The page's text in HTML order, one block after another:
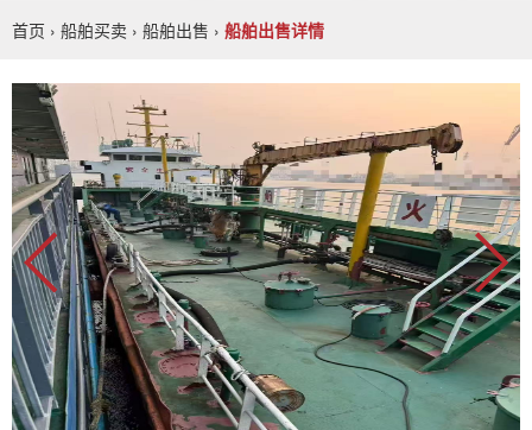
首页 › 船舶买卖 › 船舶出售 › 船舶出售详情